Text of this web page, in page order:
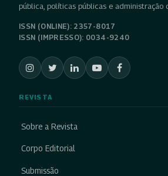
pública, políticas públicas e administração
ISSN (ONLINE): 2357-8017
ISSN (IMPRESSO): 0034-9240
REVISTA
Sobre a Revista
Corpo Editorial
Submissão